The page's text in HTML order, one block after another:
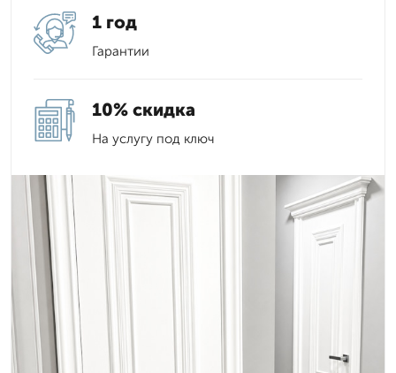
1 год
Гарантии
10% скидка
На услугу под ключ